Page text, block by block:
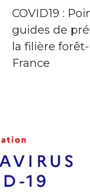
COVID19 :
guides de
la filière
France